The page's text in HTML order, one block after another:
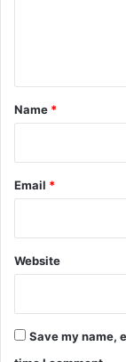
*
Name *
Email *
Website
Save my name,